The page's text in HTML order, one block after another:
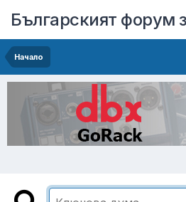
Българският форум
Начало